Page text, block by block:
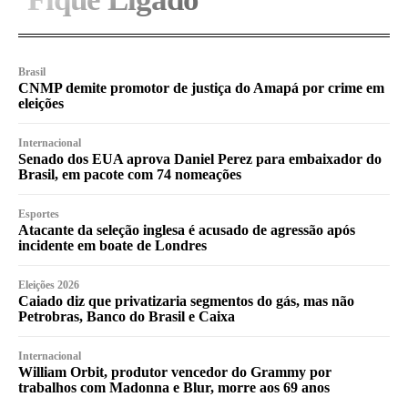
Brasil
CNMP demite promotor de justiça do Amapá por crime em
eleições
Internacional
Senado dos EUA aprova Daniel Perez para embaixador do
Brasil, em pacote com 74 nomeações
Esportes
Atacante da seleção inglesa é acusado de agressão após
incidente em boate de Londres
Eleições 2026
Caiado diz que privatizaria segmentos do gás, mas não
Petrobras, Banco do Brasil e Caixa
Internacional
William Orbit, produtor vencedor do Grammy por
trabalhos com Madonna e Blur, morre aos 69 anos